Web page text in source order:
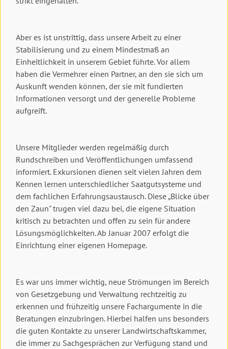
Aber es ist unstrittig, dass unsere Arbeit zu einer
Stabilisierung und zu einem Mindestmaß an
Einheitlichkeit in unserem Gebiet führte. Vor allem
haben die Vermehrer einen Partner, an den sie sich um
Auskunft wenden können, der sie mit fundierten
Informationen versorgt und der generelle Probleme
aufgreift.
Unsere Mitglieder werden regelmäßig durch
Rundschreiben und Veröffentlichungen umfassend
informiert. Exkursionen dienen seit vielen Jahren dem
Kennen lernen unterschiedlicher Saatgutsysteme und
dem fachlichen Erfahrungsaustausch. Diese „Blicke über
den Zaun" trugen viel dazu bei, die eigene Situation
kritisch zu betrachten und offen zu sein für andere
Lösungsmöglichkeiten. Ab Januar 2007 erfolgt die
Einrichtung einer eigenen Homepage.
Es war uns immer wichtig, neue Strömungen im Bereich
von Gesetzgebung und Verwaltung rechtzeitig zu
erkennen und frühzeitig unsere Fachargumente in die
Beratungen einzubringen. Hierbei halfen uns besonders
die guten Kontakte zu unserer Landwirtschaftskammer,
die immer zu Sachgesprächen zur Verfügung stand und